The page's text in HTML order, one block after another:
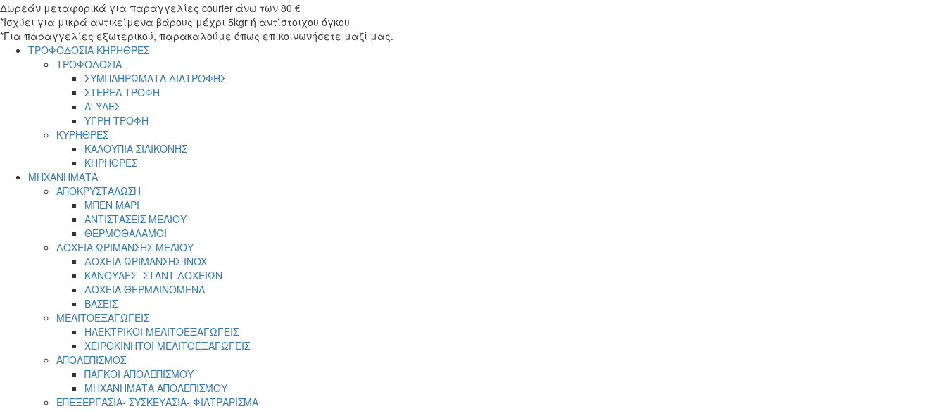
Δωρεάν μεταφορικά για παραγγελίες courier άνω των 80 €
*Ισχύει για μικρά αντικείμενα βάρους μέχρι 5kgr ή αντίστοιχου όγκου
*Για παραγγελίες εξωτερικού, παρακαλούμε όπως επικοινωνήσετε μαζί μας.
menu ΤΡΟΦΟΔΟΣΙΑ ΚΗΡΗΘΡΕΣ
ΤΡΟΦΟΔΟΣΙΑ
ΣΥΜΠΛΗΡΩΜΑΤΑ ΔΙΑΤΡΟΦΗΣ
ΣΤΕΡΕΑ ΤΡΟΦΗ
Α' ΎΛΕΣ
ΥΓΡΗ ΤΡΟΦΗ
ΚΥΡΗΘΡΕΣ
ΚΑΛΟΥΠΙΑ ΣΙΛΙΚΟΝΗΣ
ΚΗΡΗΘΡΕΣ
ΜΗΧΑΝΗΜΑΤΑ
ΑΠΟΚΡΥΣΤΑΛΩΣΗ
ΜΠΕΝ ΜΑΡΙ
ΑΝΤΙΣΤΑΣΕΙΣ ΜΕΛΙΟΥ
ΘΕΡΜΟΘΑΛΑΜΟΙ
ΔΟΧΕΙΑ ΩΡΙΜΑΝΣΗΣ ΜΕΛΙΟΥ
ΔΟΧΕΙΑ ΩΡΙΜΑΝΣΗΣ INOX
ΚΑΝΟΥΛΕΣ- ΣΤΑΝΤ ΔΟΧΕΙΩΝ
ΔΟΧΕΙΑ ΘΕΡΜΑΙΝΟΜΕΝΑ
ΒΑΣΕΙΣ
ΜΕΛΙΤΟΕΞΑΓΩΓΕΙΣ
ΗΛΕΚΤΡΙΚΟΙ ΜΕΛΙΤΟΕΞΑΓΩΓΕΙΣ
ΧΕΙΡΟΚΙΝΗΤΟΙ ΜΕΛΙΤΟΕΞΑΓΩΓΕΙΣ
ΑΠΟΛΕΠΙΣΜΟΣ
ΠΑΓΚΟΙ ΑΠΟΛΕΠΙΣΜΟΥ
ΜΗΧΑΝΗΜΑΤΑ ΑΠΟΛΕΠΙΣΜΟΥ
ΕΠΕΞΕΡΓΑΣΙΑ- ΣΥΣΚΕΥΑΣΙΑ- ΦΙΛΤΡΑΡΙΣΜΑ